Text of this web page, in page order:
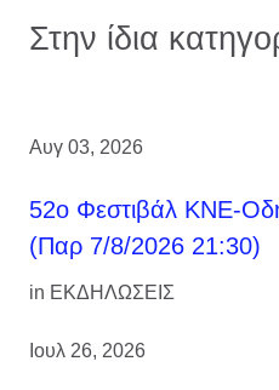
Στην ίδια
Αυγ 03, 2026
52ο Φεστιβάλ ΚΝΕ-
(Παρ 7/8/2026 21:30)
in ΕΚΔΗΛΩΣΕΙΣ
Ιουλ 26, 2026